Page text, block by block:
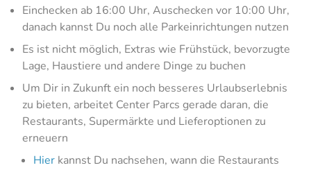
Einchecken ab 16:00 Uhr, Auschecken vor 10:00 Uhr,
danach kannst Du noch alle Parkeinrichtungen nutzen
Es ist nicht möglich, Extras wie Frühstück, bevorzugte
Lage, Haustiere und andere Dinge zu buchen
Um Dir in Zukunft ein noch besseres Urlaubserlebnis
zu bieten, arbeitet Center Parcs gerade daran, die
Restaurants, Supermärkte und Lieferoptionen zu
erneuern
Hier kannst Du nachsehen, wann die Restaurants